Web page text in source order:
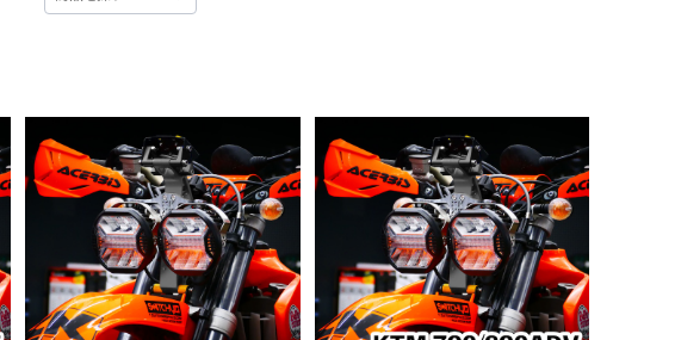
ラリーキット DESERT LEGE
ND｜BETA RR
¥178,000
予約商品
ラリーキット DESERT LEGE
ND｜KTM 790/890 ADVE
NTURE 2019-2022
¥178,000
予約商品